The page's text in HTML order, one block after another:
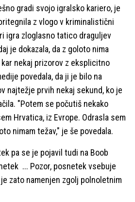
gradi svojo igralsko kariero, je
z vlogo v kriminalistični
igra zloglasno tatico draguljev
je dokazala, da z goloto nima
nekaj prizorov z eksplicitno
povedala, da ji je bilo na
najtežje prvih nekaj sekund, ko je
"Potem se počutiš nekako
Hrvatica, iz Evrope. Odrasla sem
nimam težav," je še povedala.
pa se je pojavil tudi na Boob
... Pozor, posnetek vsebuje
zato namenjen zgolj polnoletnim